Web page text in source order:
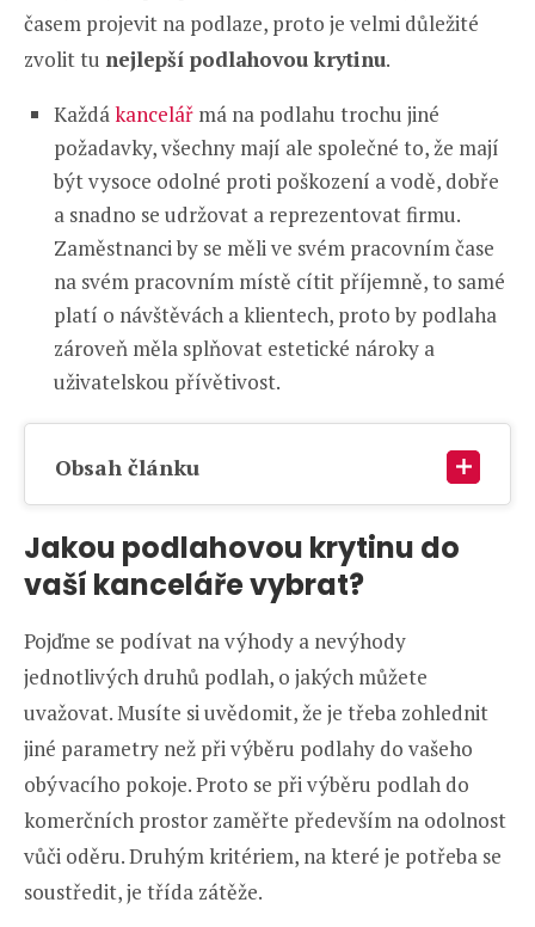
časem projevit na podlaze, proto je velmi důležité
zvolit tu nejlepší podlahovou krytinu.
Každákancelář má na podlahu trochu jiné
požadavky, všechny mají ale společné to, že mají
být vysoce odolné proti poškození a vodě, dobře
a snadno se udržovat a reprezentovat firmu.
Zaměstnanci by se měli ve svém pracovním čase
na svém pracovním místě cítit příjemně, to samé
platí o návštěvách a klientech, proto by podlaha
zároveň měla splňovat estetické nároky a
uživatelskou přívětivost.
Obsah článku
Jakou podlahovou krytinu do
vaší kanceláře vybrat?
Pojďme se podívat na výhody a nevýhody
jednotlivých druhů podlah, o jakých můžete
uvažovat. Musíte si uvědomit, že je třeba zohlednit
jiné parametry než při výběru podlahy do vašeho
obývacího pokoje. Proto se při výběru podlah do
komerčních prostor zaměřte především na odolnost
vůči oděru. Druhým kritériem, na které je potřeba se
soustředit, je třída zátěže.